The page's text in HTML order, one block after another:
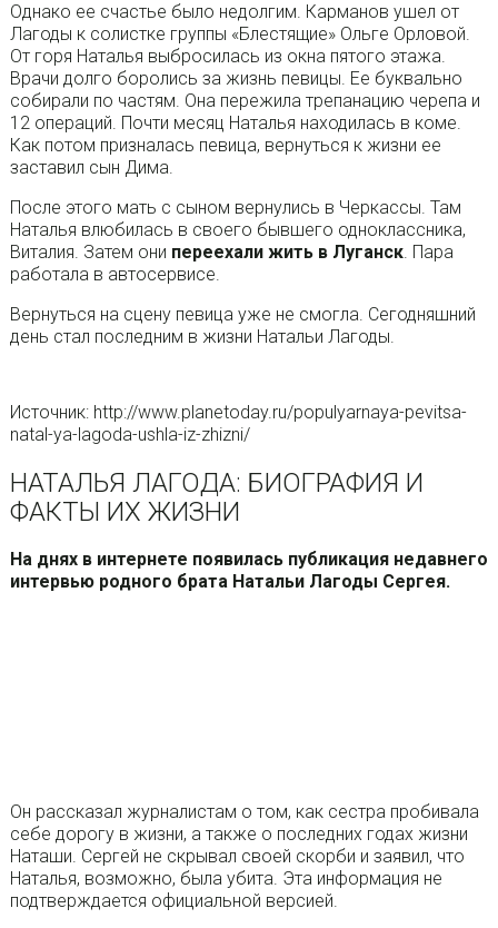
Однако ее счастье было недолгим. Карманов ушел от
Лагоды к солистке группы «Блестящие» Ольге Орловой.
От горя Наталья выбросилась из окна пятого этажа.
Врачи долго боролись за жизнь певицы. Ее буквально
собирали по частям. Она пережила трепанацию черепа и
12 операций. Почти месяц Наталья находилась в коме.
Как потом призналась певица, вернуться к жизни ее
заставил сын Дима.
После этого мать с сыном вернулись в Черкассы. Там
Наталья влюбилась в своего бывшего одноклассника,
Виталия. Затем они переехали жить в Луганск. Пара
работала в автосервисе.
Вернуться на сцену певица уже не смогла. Сегодняшний
день стал последним в жизни Натальи Лагоды.
Источник: http://www.planetoday.ru/populyarnaya-pevitsa-
natal-ya-lagoda-ushla-iz-zhizni/
НАТАЛЬЯ ЛАГОДА: БИОГРАФИЯ И
ФАКТЫ ИХ ЖИЗНИ
На днях в интернете появилась публикация недавнего
интервью родного брата Натальи Лагоды Сергея.
Он рассказал журналистам о том, как сестра пробивала
себе дорогу в жизни, а также о последних годах жизни
Наташи. Сергей не скрывал своей скорби и заявил, что
Наталья, возможно, была убита. Эта информация не
подтверждается официальной версией.